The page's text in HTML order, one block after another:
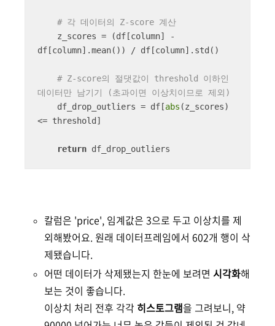
# 각 데이터의 Z-score 계산
df[column].mean()) / df[column].std()
# Z-score의 절댓값이 threshold 이하인
데이터만 남기기 (초과이면 이상치이므로 제외)
    df_drop_outliers = df[
abs (z_scores)
<= threshold]
return df_drop_outliers
칼럼은 'price', 임계값은 3으로 두고 이상치를 제
외해봤어요. 원래 데이터프레임에서 602개 행이 삭
제됐습니다.
어떤 데이터가 삭제됐는지 한눈에 보려면 시각화해
보는 것이 좋습니다.
이상치 처리 전후 각각 히스토그램을 그려보니, 약